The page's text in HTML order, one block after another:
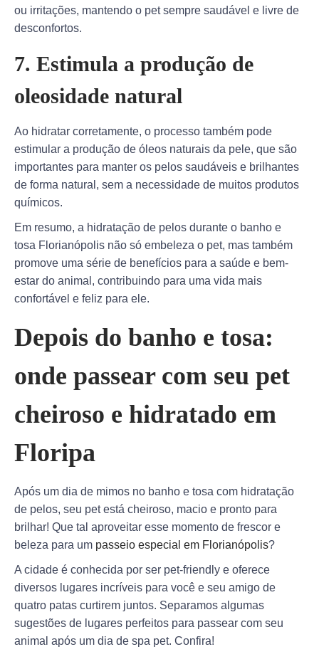
ou irritações, mantendo o pet sempre saudável e livre de
desconfortos.
7. Estimula a produção de
oleosidade natural
Ao hidratar corretamente, o processo também pode
estimular a produção de óleos naturais da pele, que são
importantes para manter os pelos saudáveis e brilhantes
de forma natural, sem a necessidade de muitos produtos
químicos.
Em resumo, a hidratação de pelos durante o banho e
tosa Florianópolis não só embeleza o pet, mas também
promove uma série de benefícios para a saúde e bem-
estar do animal, contribuindo para uma vida mais
confortável e feliz para ele.
Depois do banho e tosa:
onde passear com seu pet
cheiroso e hidratado em
Floripa
Após um dia de mimos no banho e tosa com hidratação
de pelos, seu pet está cheiroso, macio e pronto para
brilhar! Que tal aproveitar esse momento de frescor e
beleza para um passeio especial em Florianópolis?
A cidade é conhecida por ser pet-friendly e oferece
diversos lugares incríveis para você e seu amigo de
quatro patas curtirem juntos. Separamos algumas
sugestões de lugares perfeitos para passear com seu
animal após um dia de spa pet. Confira!